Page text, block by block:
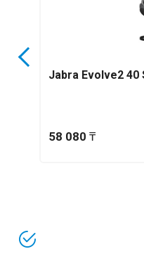
Jabra Evolve2 40
58 080 ₸